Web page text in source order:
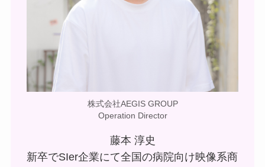
株式会社AEGIS GROUP
Operation Director
藤本 淳史
新卒でSIer企業にて全国の病院向け映像系商